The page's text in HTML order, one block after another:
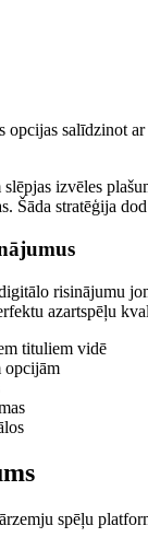
salīdzinot
izvēles
Šāda stratēģija
risinājumu
azartspēļu
tituliem vidē
opcijām
spēļu